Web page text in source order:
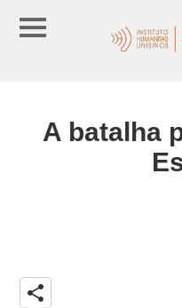
A batalha
share